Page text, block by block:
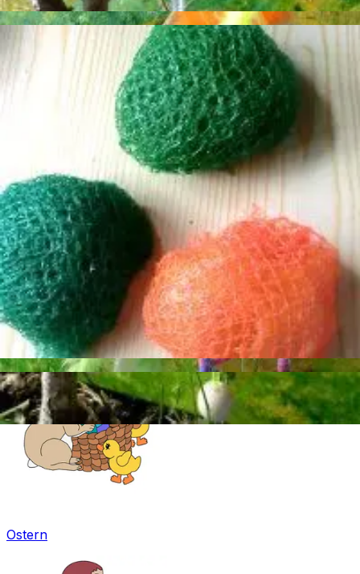
Mandala für Kinder
Ostern